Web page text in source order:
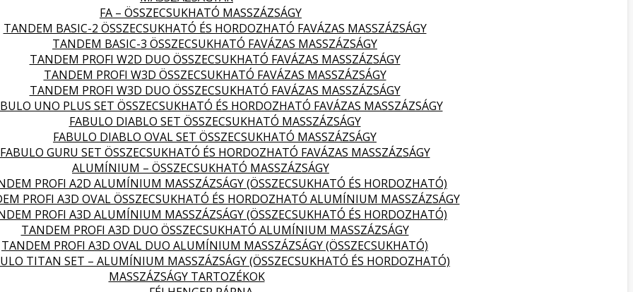
FA – ÖSSZECSUKHATÓ MASSZÁZSÁGY
TANDEM BASIC-2 ÖSSZECSUKHATÓ ÉS HORDOZHATÓ FAVÁZAS MASSZÁZSÁGY
TANDEM BASIC-3 ÖSSZECSUKHATÓ FAVÁZAS MASSZÁZSÁGY
TANDEM PROFI W2D DUO ÖSSZECSUKHATÓ FAVÁZAS MASSZÁZSÁGY
TANDEM PROFI W3D ÖSSZECSUKHATÓ FAVÁZAS MASSZÁZSÁGY
TANDEM PROFI W3D DUO ÖSSZECSUKHATÓ FAVÁZAS MASSZÁZSÁGY
UNO PLUS SET ÖSSZECSUKHATÓ ÉS HORDOZHATÓ FAVÁZAS MASSZÁZSÁGY
FABULO DIABLO SET ÖSSZECSUKHATÓ MASSZÁZSÁGY
FABULO DIABLO OVAL SET ÖSSZECSUKHATÓ MASSZÁZSÁGY
FABULO GURU SET ÖSSZECSUKHATÓ ÉS HORDOZHATÓ FAVÁZAS MASSZÁZSÁGY
ALUMÍNIUM – ÖSSZECSUKHATÓ MASSZÁZSÁGY
PROFI A2D ALUMÍNIUM MASSZÁZSÁGY (ÖSSZECSUKHATÓ ÉS HORDOZHATÓ)
PROFI A3D OVAL ÖSSZECSUKHATÓ ÉS HORDOZHATÓ ALUMÍNIUM MASSZÁZSÁGY
PROFI A3D ALUMÍNIUM MASSZÁZSÁGY (ÖSSZECSUKHATÓ ÉS HORDOZHATÓ)
TANDEM PROFI A3D DUO ÖSSZECSUKHATÓ ALUMÍNIUM MASSZÁZSÁGY
TANDEM PROFI A3D OVAL DUO ALUMÍNIUM MASSZÁZSÁGY (ÖSSZECSUKHATÓ)
TITAN SET – ALUMÍNIUM MASSZÁZSÁGY (ÖSSZECSUKHATÓ ÉS HORDOZHATÓ)
MASSZÁZSÁGY TARTOZÉKOK